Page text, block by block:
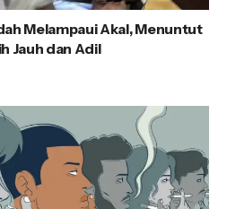
Melampaui Akal, Menuntut
Jauh dan Adil